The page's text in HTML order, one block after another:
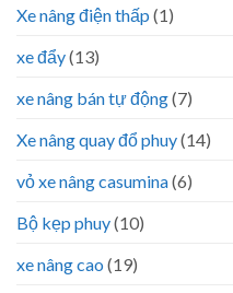
Xe nâng điện thấp (1)
xe đẩy(13)
xe nâng bán tự động(7)
Xe nâng quay đổ phuy(14)
vỏ xe nâng casumina(6)
Bộ kẹp phuy(10)
xe nâng cao (19)